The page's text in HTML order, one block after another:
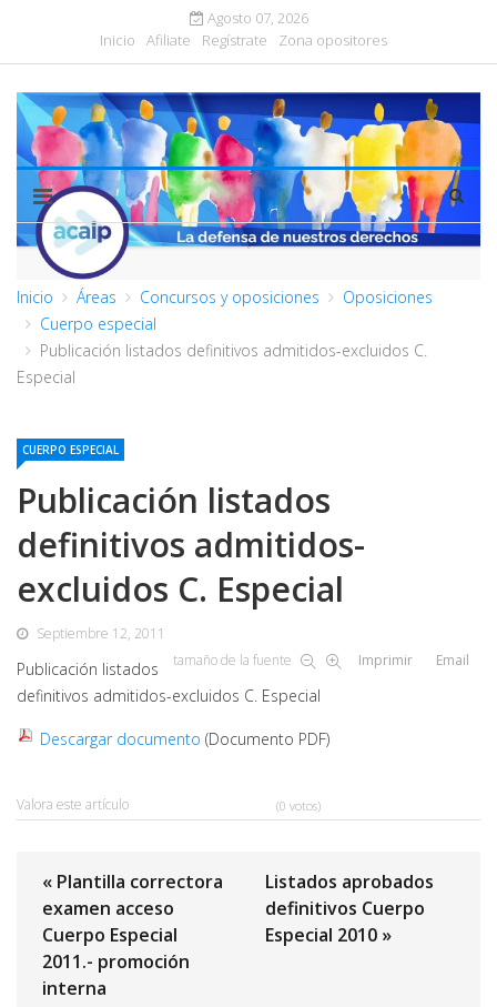
Agosto 07, 2026
Inicio
Afiliate Regístrate Zona opositores
Inicio Áreas Concursos y oposiciones
Oposiciones
Cuerpo especial
Publicación listados definitivos admitidos-excluidos C.
Especial
CUERPO ESPECIAL
Publicación listados
definitivos admitidos-
excluidos C. Especial
Septiembre 12, 2011
tamaño de la fuente
Imprimir Email
Publicación listados
definitivos admitidos-excluidos C. Especial
Descargar documento (Documento PDF)
Valora este artículo (0 votos)
« Plantilla correctora
examen acceso
Cuerpo Especial
2011.- promoción
interna
Listados aprobados
definitivos Cuerpo
Especial 2010 »